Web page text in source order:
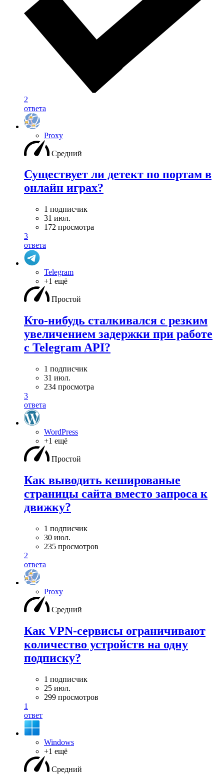
2
ответа
Proxy
Средний
Существует ли детект по портам в
онлайн играх?
1 подписчик
31 июл.
172 просмотра
3
ответа
Telegram
+1 ещё
Простой
Кто-нибудь сталкивался с резким
увеличением задержки при работе
с Telegram API?
1 подписчик
31 июл.
234 просмотра
3
ответа
WordPress
+1 ещё
Простой
Как выводить кешированые
страницы сайта вместо запроса к
движку?
1 подписчик
30 июл.
235 просмотров
2
ответа
Proxy
Средний
Как VPN-сервисы ограничивают
количество устройств на одну
подписку?
1 подписчик
25 июл.
299 просмотров
1
ответ
Windows
+1 ещё
Средний